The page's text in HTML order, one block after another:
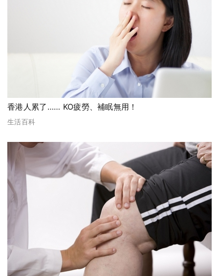
香港人累了…… KO疲勞、補眠無用！
生活百科